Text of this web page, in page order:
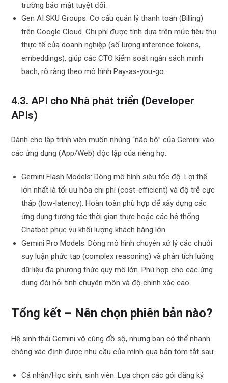
trường bảo mật tuyệt đối.
Gen AI SKU Groups: Cơ cấu quản lý thanh toán (Billing)
trên Google Cloud. Chi phí được tính dựa trên mức tiêu thụ
thực tế của doanh nghiệp (số lượng inference tokens,
embeddings), giúp các CTO kiểm soát ngân sách minh
bạch, rõ ràng theo mô hình Pay-as-you-go.
4.3. API cho Nhà phát triển (Developer
APIs)
Dành cho lập trình viên muốn nhúng “não bộ” của Gemini vào
các ứng dụng (App/Web) độc lập của riêng họ.
Gemini Flash Models: Dòng mô hình siêu tốc độ. Lợi thế
lớn nhất là tối ưu hóa chi phí (cost-efficient) và độ trễ cực
thấp (low-latency). Hoàn toàn phù hợp để xây dựng các
ứng dụng tương tác thời gian thực hoặc các hệ thống
Chatbot phục vụ khối lượng khách hàng lớn.
Gemini Pro Models: Dòng mô hình chuyên xử lý các chuỗi
suy luận phức tạp (complex reasoning) và phân tích luồng
dữ liệu đa phương thức quy mô lớn. Phù hợp cho các ứng
dụng đòi hỏi tính chuyên môn và độ chính xác cao.
Tổng kết – Nên chọn phiên bản nào?
Hệ sinh thái Gemini vô cùng đồ sộ, nhưng bạn có thể nhanh
chóng xác định được nhu cầu của mình qua bản tóm tắt sau:
Cá nhân/Học sinh, sinh viên: Lựa chọn các gói đăng ký